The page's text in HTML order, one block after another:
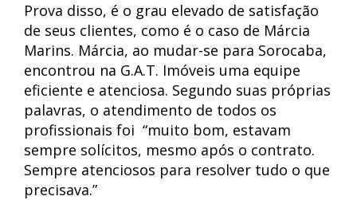
Prova disso, é o grau elevado de satisfação
de seus clientes, como é o caso de Márcia
Marins. Márcia, ao mudar-se para Sorocaba,
encontrou na G.A.T. Imóveis uma equipe
eficiente e atenciosa. Segundo suas próprias
palavras, o atendimento de todos os
profissionais foi “muito bom, estavam
sempre solícitos, mesmo após o contrato.
Sempre atenciosos para resolver tudo o que
precisava.”